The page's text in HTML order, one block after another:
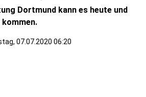
Dortmund kann es heute und
07.07.2020 06:20